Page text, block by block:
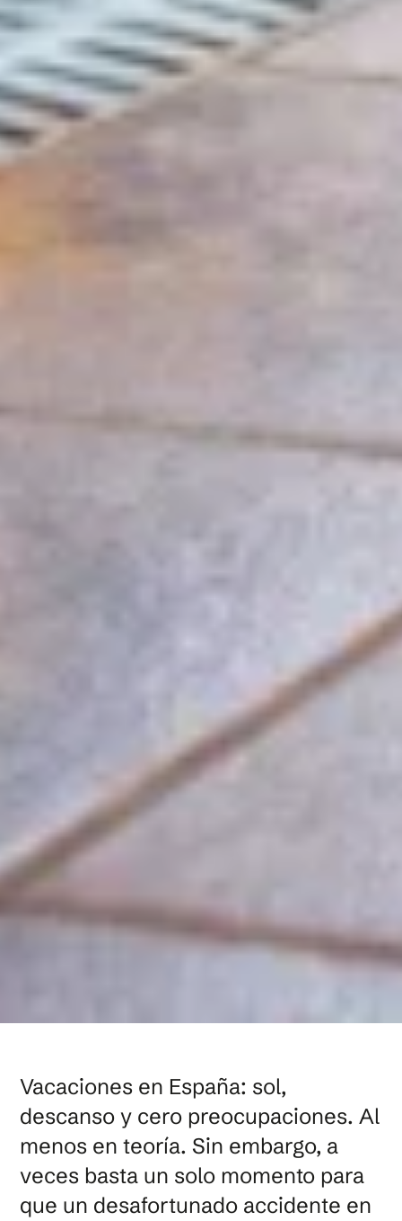
Vacaciones en España: sol,
descanso y cero preocupaciones. Al
menos en teoría. Sin embargo, a
veces basta un solo momento para
que un desafortunado accidente en